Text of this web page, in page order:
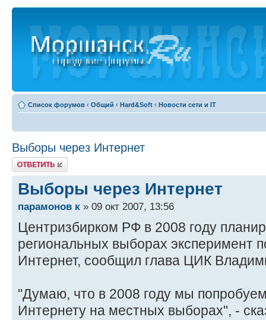
Список форумов ‹ Общий ‹ Hard&Soft ‹ Новости сети и IT
Выборы через Интернет
Ответить
Выборы через Интернет
парамонов к » 09 окт 2007, 13:56
Центризбирком РФ в 2008 году
региональных выборах эксперимент
Интернет, сообщил глава ЦИК
"Думаю, что в 2008 году мы
Интернету на местных выборах", -